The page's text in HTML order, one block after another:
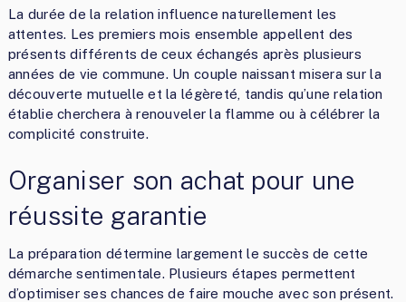
La durée de la relation influence naturellement les
attentes. Les premiers mois ensemble appellent des
présents différents de ceux échangés après plusieurs
années de vie commune. Un couple naissant misera sur la
découverte mutuelle et la légèreté, tandis qu’une relation
établie cherchera à renouveler la flamme ou à célébrer la
complicité construite.
Organiser son achat pour une
réussite garantie
La préparation détermine largement le succès de cette
démarche sentimentale. Plusieurs étapes permettent
d’optimiser ses chances de faire mouche avec son présent.